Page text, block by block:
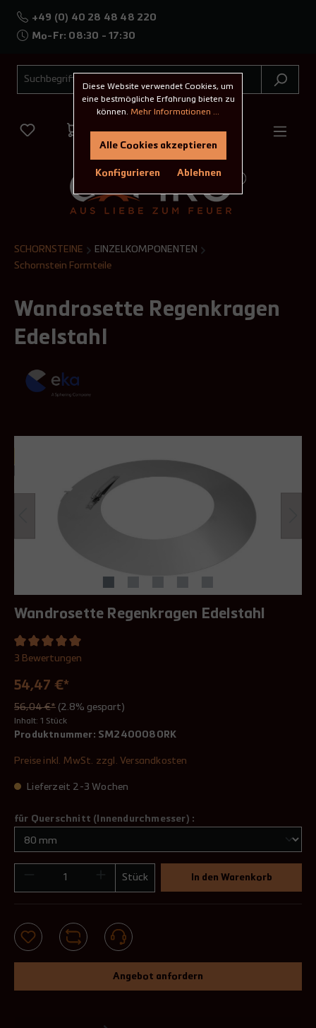
+49 (0) 40 28 48 48 220
Mo-Fr: 08:30 - 17:30
SCHORNSTEINE
EINZELKOMPONENTEN
Schornstein Formteile
Wandrosette Regenkragen
Edelstahl
Wandrosette Regenkragen Edelstahl
3 Bewertungen
54,47 €*
56,04 €* (2.8% gespart)
Inhalt: 1 Stück
Produktnummer: SM2400080RK
Preise inkl. MwSt. zzgl. Versandkosten
Lieferzeit 2-3 Wochen
für Querschnitt (Innendurchmesser) :
Stück In den Warenkorb
Angebot anfordern
Diese Website verwendet Cookies, um
eine bestmögliche Erfahrung bieten zu
können. Mehr Informationen ...
Ablehnen
Konfigurieren
Alle Cookies akzeptieren